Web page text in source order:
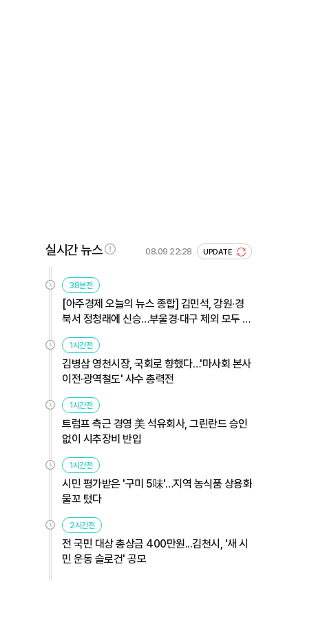
실시간 뉴스 08.09 22:28 UPDATE
38분전
[아주경제 오늘의 뉴스 종합] 김민석, 강원·경
북서 정청래에 신승…부울경·대구 제외 모두 웃
었다 外
1시간전
김병삼 영천시장, 국회로 향했다…'마사회 본사
이전·광역철도' 사수 총력전
1시간전
트럼프 측근 경영 美 석유회사, 그린란드 승인
없이 시추장비 반입
1시간전
시민 평가받은 '구미 5味'…지역 농식품 상용화
물꼬 텄다
2시간전
전 국민 대상 총상금 400만원...김천시, '새 시
민 운동 슬로건' 공모